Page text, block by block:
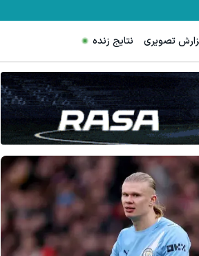
تصویری نتایج زنده
معاملات فارکس اسپرد از صفر و تا ۵۰۰ دلار بونوس
ثبت نام کنید